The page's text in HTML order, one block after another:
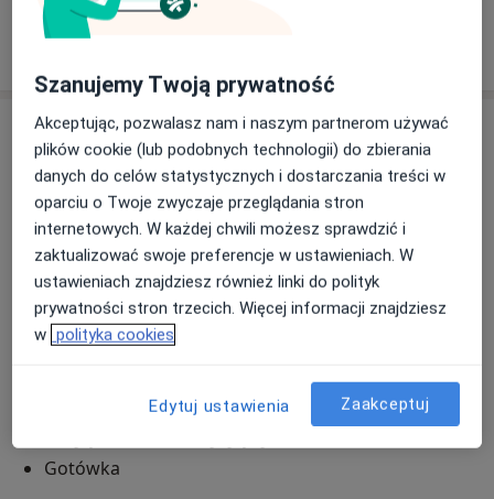
Adres
Prywatny Gabinet Kardiologiczny
Łowicka 41,96-100 Skierniewice
Powiększ mapęotwiera się w nowej karcie
Dostępność
Gotówka
Szanujemy Twoją prywatność
Akceptując, pozwalasz nam i naszym partnerom używać
plików cookie (lub podobnych technologii) do zbierania
danych do celów statystycznych i dostarczania treści w
oparciu o Twoje zwyczaje przeglądania stron
internetowych. W każdej chwili możesz sprawdzić i
zaktualizować swoje preferencje w ustawieniach. W
ustawieniach znajdziesz również linki do polityk
prywatności stron trzecich. Więcej informacji znajdziesz
w polityka cookies
Edytuj ustawienia Zaakceptuj